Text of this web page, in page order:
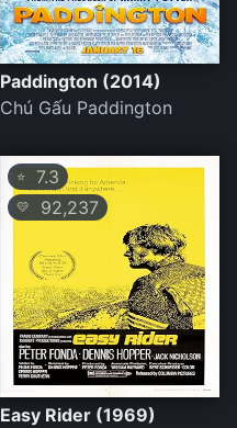
Paddington (2014)
Chú Gấu Paddington
⭐ 7.3
💛 92,237
Easy Rider (1969)